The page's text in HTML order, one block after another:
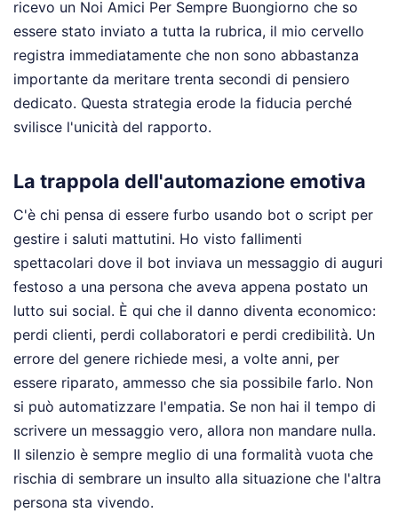
ricevo un Noi Amici Per Sempre Buongiorno che so
essere stato inviato a tutta la rubrica, il mio cervello
registra immediatamente che non sono abbastanza
importante da meritare trenta secondi di pensiero
dedicato. Questa strategia erode la fiducia perché
svilisce l'unicità del rapporto.
La trappola dell'automazione emotiva
C'è chi pensa di essere furbo usando bot o script per
gestire i saluti mattutini. Ho visto fallimenti
spettacolari dove il bot inviava un messaggio di auguri
festoso a una persona che aveva appena postato un
lutto sui social. È qui che il danno diventa economico:
perdi clienti, perdi collaboratori e perdi credibilità. Un
errore del genere richiede mesi, a volte anni, per
essere riparato, ammesso che sia possibile farlo. Non
si può automatizzare l'empatia. Se non hai il tempo di
scrivere un messaggio vero, allora non mandare nulla.
Il silenzio è sempre meglio di una formalità vuota che
rischia di sembrare un insulto alla situazione che l'altra
persona sta vivendo.